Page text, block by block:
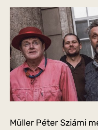
Müller Péter Sziámi